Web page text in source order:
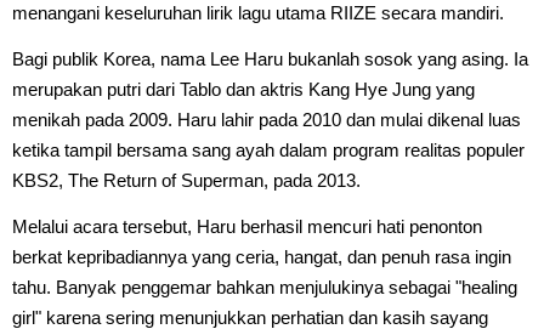
menangani keseluruhan lirik lagu utama RIIZE secara mandiri.
Bagi publik Korea, nama Lee Haru bukanlah sosok yang asing. Ia
merupakan putri dari Tablo dan aktris Kang Hye Jung yang
menikah pada 2009. Haru lahir pada 2010 dan mulai dikenal luas
ketika tampil bersama sang ayah dalam program realitas populer
KBS2, The Return of Superman, pada 2013.
Melalui acara tersebut, Haru berhasil mencuri hati penonton
berkat kepribadiannya yang ceria, hangat, dan penuh rasa ingin
tahu. Banyak penggemar bahkan menjulukinya sebagai "healing
girl" karena sering menunjukkan perhatian dan kasih sayang